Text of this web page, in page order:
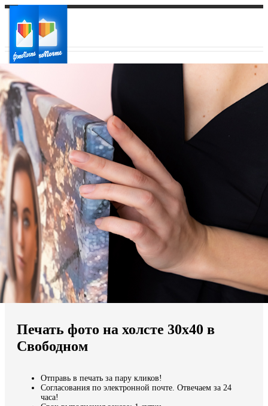
Ваш город:
Ваш регион доставки
Выберите из списка:
Мы доставляем по всему миру
Продолжить без города
Печать фото на холсте 30х40 в
Свободном
Отправь в печать за пару кликов!
Согласования по электронной почте. Отвечаем за 24
часа!